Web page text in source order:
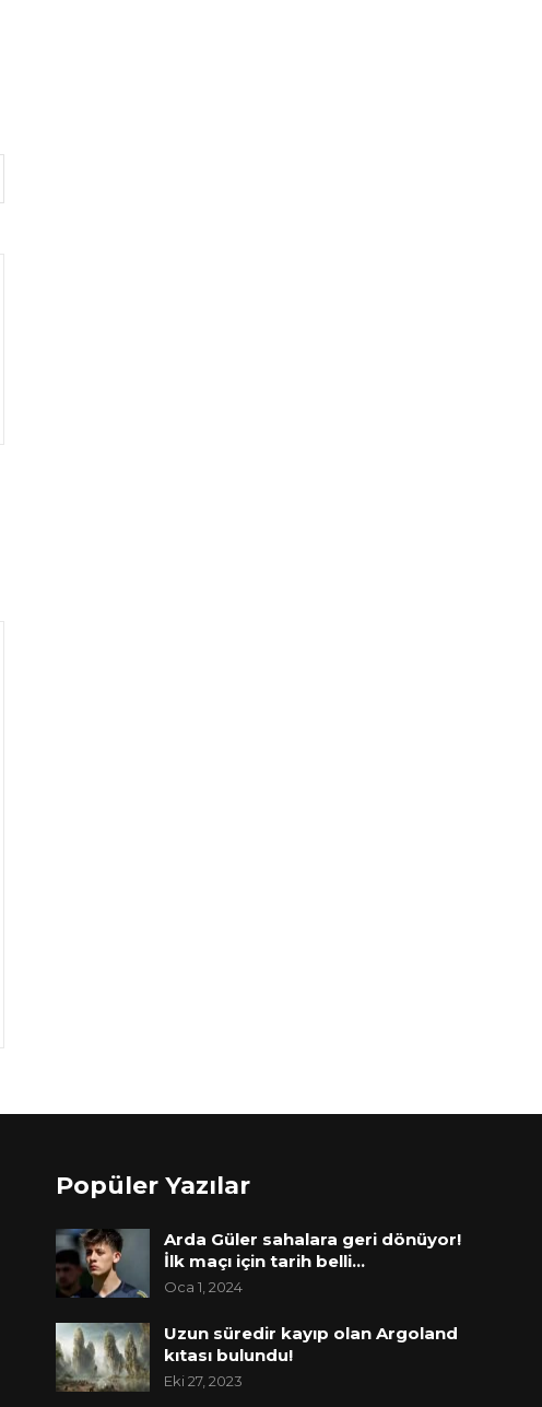
Popüler Yazılar
Arda Güler sahalara geri dönüyor!
İlk maçı için tarih belli…
Oca 1, 2024
Uzun süredir kayıp olan Argoland
kıtası bulundu!
Eki 27, 2023